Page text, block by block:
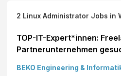
2 Linux Administrator Jobs in
TOP-IT-Expert*innen:
Partnerunternehmen
BEKO Engineering &